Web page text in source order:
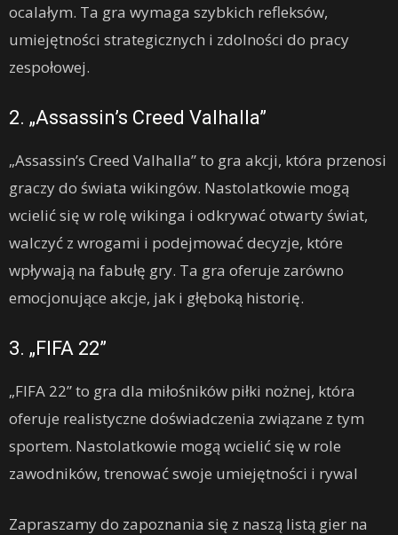
ocalałym. Ta gra wymaga szybkich refleksów,
umiejętności strategicznych i zdolności do pracy
zespołowej.
2. „Assassin’s Creed Valhalla”
„Assassin’s Creed Valhalla” to gra akcji, która przenosi
graczy do świata wikingów. Nastolatkowie mogą
wcielić się w rolę wikinga i odkrywać otwarty świat,
walczyć z wrogami i podejmować decyzje, które
wpływają na fabułę gry. Ta gra oferuje zarówno
emocjonujące akcje, jak i głęboką historię.
3. „FIFA 22”
„FIFA 22” to gra dla miłośników piłki nożnej, która
oferuje realistyczne doświadczenia związane z tym
sportem. Nastolatkowie mogą wcielić się w role
zawodników, trenować swoje umiejętności i rywal
Zapraszamy do zapoznania się z naszą listą gier na